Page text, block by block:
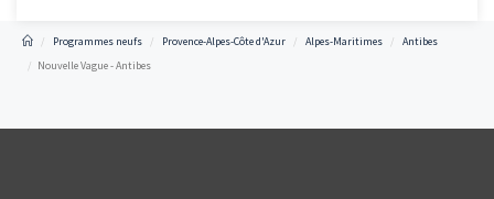
Programmes neufs Provence-Alpes-Côte d'Azur Alpes-Maritimes
Antibes
Nouvelle Vague - Antibes